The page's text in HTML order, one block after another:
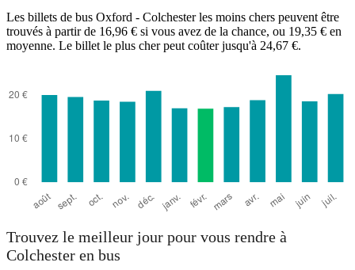
Oxford
Colchester
Les billets de bus Oxford - Colchester les moins chers peuvent être
trouvés à partir de 16,96 € si vous avez de la chance, ou 19,35 € en
moyenne. Le billet le plus cher peut coûter jusqu'à 24,67 €.
Trouvez le meilleur jour pour vous rendre à
Colchester en bus